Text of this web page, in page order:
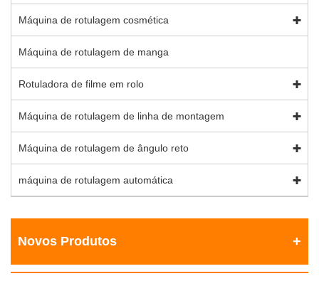
Máquina de rotulagem cosmética
Máquina de rotulagem de manga
Rotuladora de filme em rolo
Máquina de rotulagem de linha de montagem
Máquina de rotulagem de ângulo reto
máquina de rotulagem automática
Novos Produtos